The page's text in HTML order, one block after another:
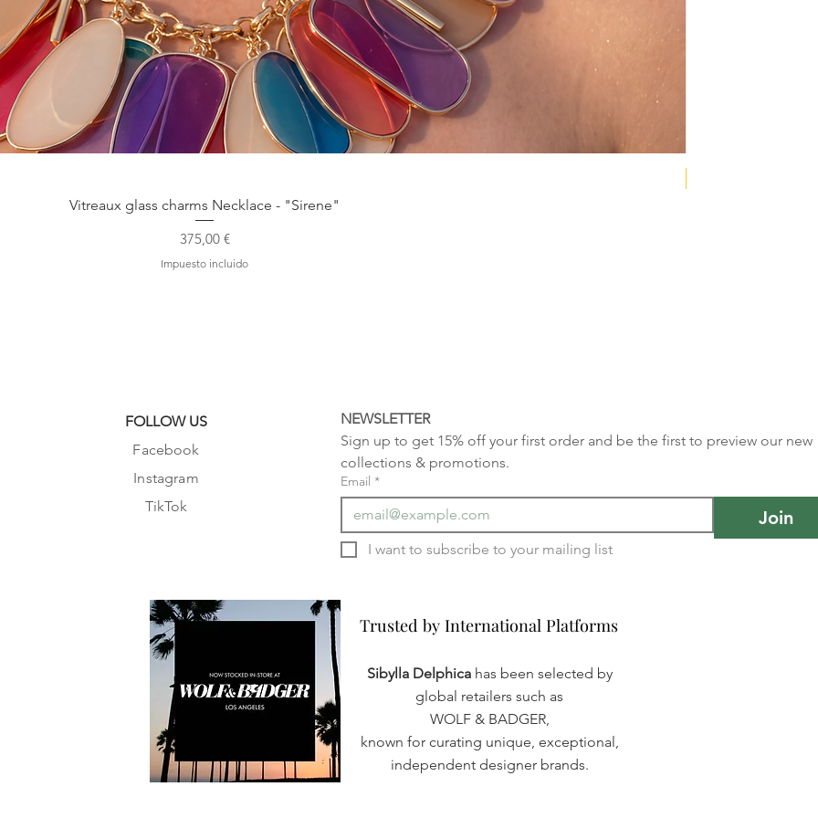
Vitreaux glass charms Necklace - "Sirene"
Precio
375,00 €
Impuesto incluido
FOLLOW US
Facebook
Instagram
TikTok
NEWSLETTER
Sign up to get 15% off your first order and be the first to preview our new
collections & promotions.
Email *
Join
Trusted by International Platforms
Trusted by International Platforms
Sibylla Delphica has been selected by
global retailers such as
WOLF & BADGER,
known for curating unique, exceptional,
independent designer brands.